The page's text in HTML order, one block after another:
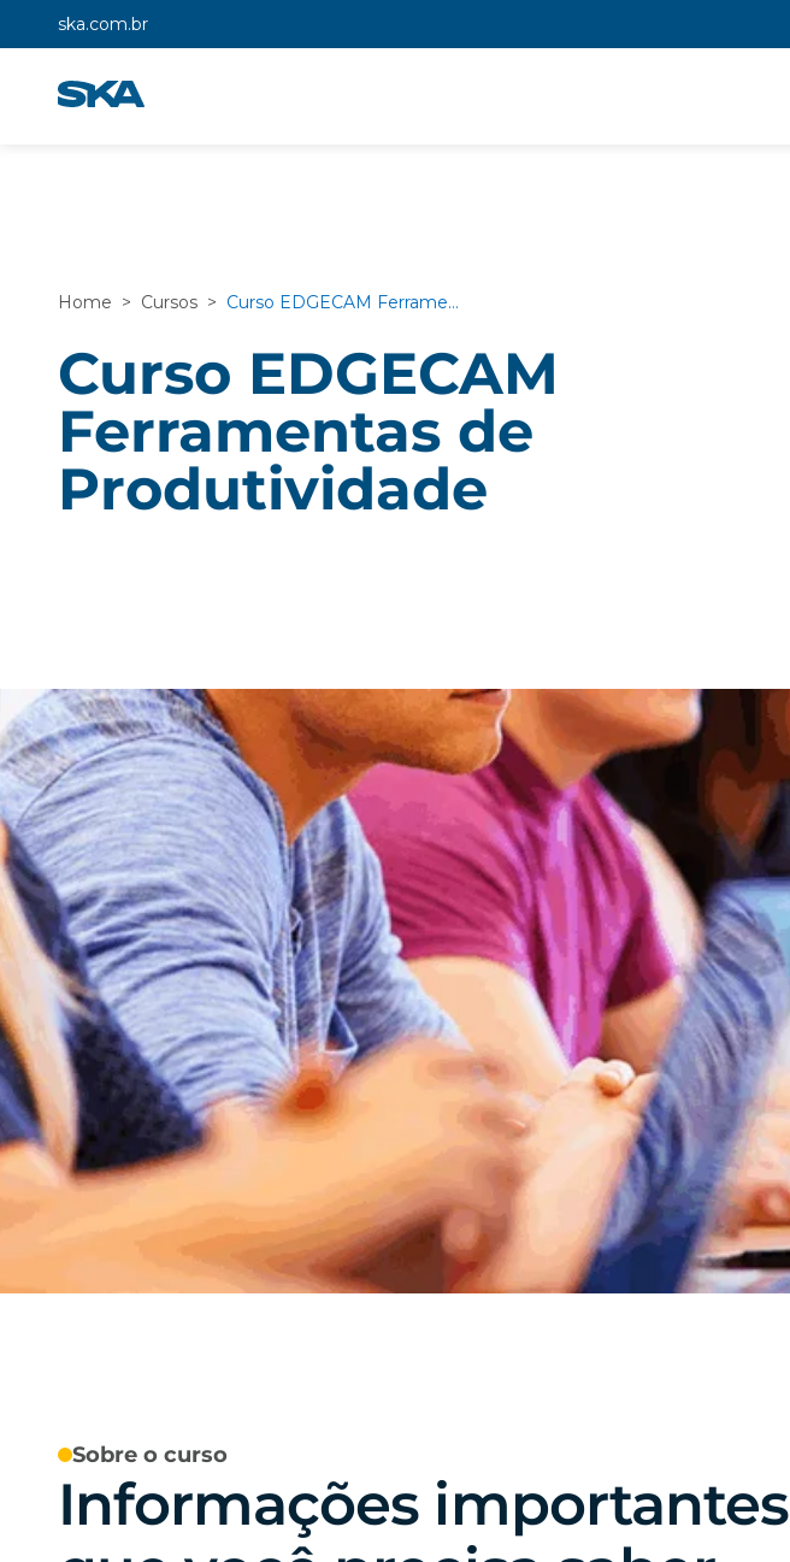
ska.com.br
Home > Cursos > Curso EDGECAM Ferramentas de Produtividade
Curso EDGECAM
Ferramentas de
Produtividade
Sobre o curso
Informações importantes